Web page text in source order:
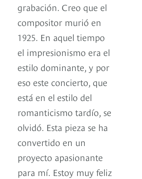
grabación. Creo que el
compositor murió en
1925. En aquel tiempo
el impresionismo era el
estilo dominante, y por
eso este concierto, que
está en el estilo del
romanticismo tardío, se
olvidó. Esta pieza se ha
convertido en un
proyecto apasionante
para mí. Estoy muy feliz